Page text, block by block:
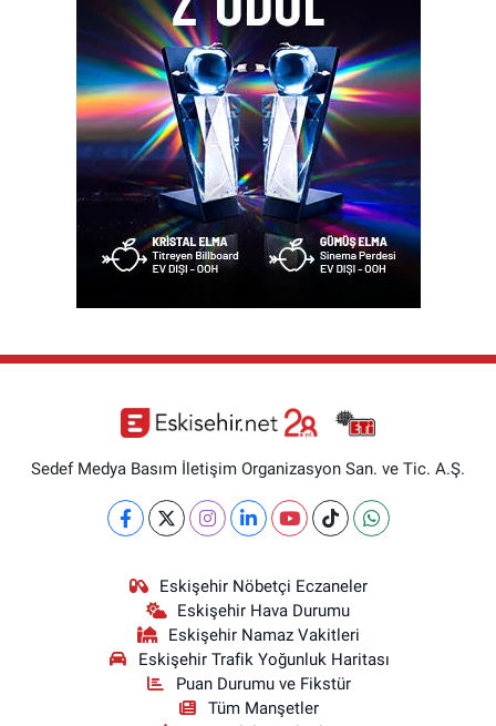
Sedef Medya Basım İletişim Organizasyon San. ve Tic. A.Ş.
Eskişehir Nöbetçi Eczaneler
Eskişehir Hava Durumu
Eskişehir Namaz Vakitleri
Eskişehir Trafik Yoğunluk Haritası
Puan Durumu ve Fikstür
Tüm Manşetler